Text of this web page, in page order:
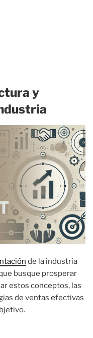
y
de la industria
busque prosperar
estos conceptos, las
de ventas efectivas